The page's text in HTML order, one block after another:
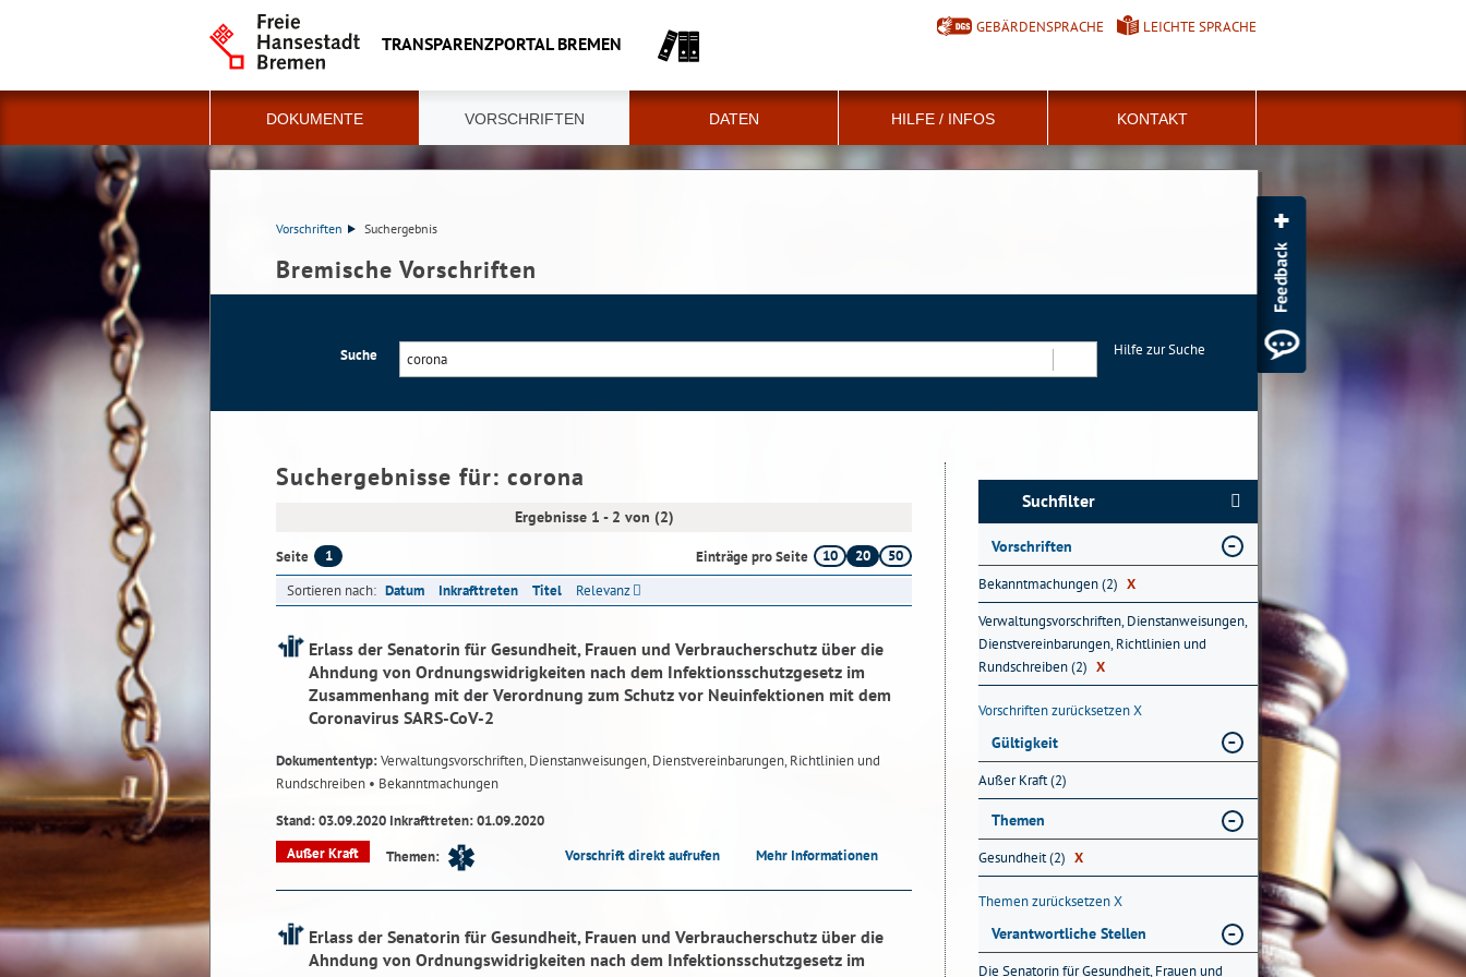
TRANSPARENZPORTAL BREMEN
GEBÄRDENSPRACHE LEICHTE SPRACHE
DOKUMENTE VORSCHRIFTEN DATEN HILFE / INFOS KONTAKT
Vorschriften Suchergebnis
Bremische Vorschriften
Suche
Hilfe zur Suche
Suchergebnisse für: corona
Ergebnisse 1 - 2 von (2)
Seite 1 Einträge pro Seite 10 20
50
Sortieren nach: Datum Inkrafttreten Titel Relevanz
Erlass der Senatorin für Gesundheit, Frauen und Verbraucherschutz über die
Ahndung von Ordnungswidrigkeiten nach dem Infektionsschutzgesetz im
Zusammenhang mit der Verordnung zum Schutz vor Neuinfektionen mit dem
Coronavirus SARS-CoV-2
Dokumententyp:Verwaltungsvorschriften, Dienstanweisungen, Dienstvereinbarungen, Richtlinien und
Rundschreiben • Bekanntmachungen
Stand: 03.09.2020 Inkrafttreten: 01.09.2020
Außer Kraft
Themen: Vorschrift direkt aufrufen Mehr Informationen
Erlass der Senatorin für Gesundheit, Frauen und Verbraucherschutz über die
Ahndung von Ordnungswidrigkeiten nach dem Infektionsschutzgesetz im
Suchfilter
Vorschriften
Bekanntmachungen (2) X
Verwaltungsvorschriften, Dienstanweisungen,
Dienstvereinbarungen, Richtlinien und
Rundschreiben (2) X
Vorschriften zurücksetzenX
Gültigkeit
Außer Kraft (2)
Themen
Gesundheit (2) X
Themen zurücksetzenX
Verantwortliche Stellen
Die Senatorin für Gesundheit, Frauen und